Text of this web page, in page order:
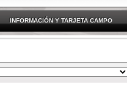
INFORMACIÓN Y TARJETA CAMPO